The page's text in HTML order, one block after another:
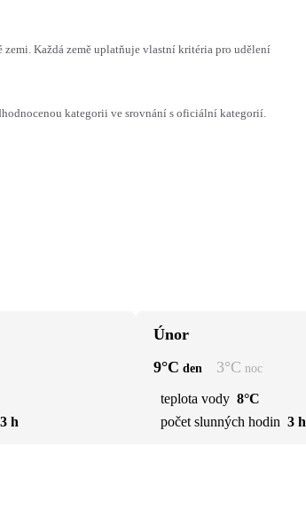
Každá země uplatňuje vlastní kritéria pro udělení
kategorii ve srovnání s oficiální kategorií.
3 h
Únor
9°C den 3°C noc
teplota vody 8°C
počet slunných hodin 3 h